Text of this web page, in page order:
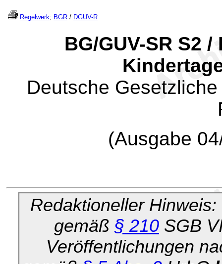
Regelwerk; BGR / DGUV-R
BG/GUV-SR S2
Deutsche
(Ausgabe
Redaktioneller
gemäß§ 210 SGB
Veröffentlichungen